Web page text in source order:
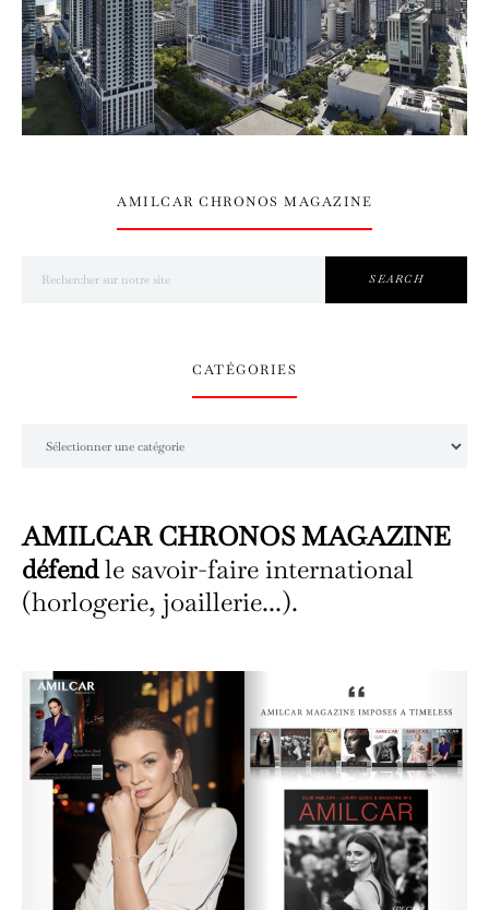
AMILCAR CHRONOS MAGAZINE
SEARCH
CATÉGORIES
AMILCAR CHRONOS MAGAZINE
défendle savoir-faire international
(horlogerie, joaillerie...).